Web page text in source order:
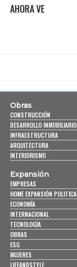
AHORA VE
Obras
CONSTRUCCIÓN
DESARROLLO INMOBILIARIO
INFRAESTRUCTURA
ARQUITECTURA
INTERIORISMO
Expansión
EMPRESAS
HOME EXPANSIÓN POLITICA
ECONOMÍA
INTERNACIONAL
TECNOLOGÍA
OBRAS
ESG
MUJERES
LIFEANDSTYLE